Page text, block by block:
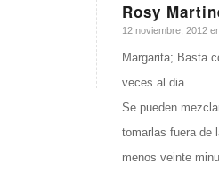
Rosy
Dice:
12 noviembre, 2012
Margarita; Basta
veces al dia.
Se pueden
tomarlas fuera de
menos veinte